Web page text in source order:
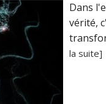
Dans
vérité,
la suite]